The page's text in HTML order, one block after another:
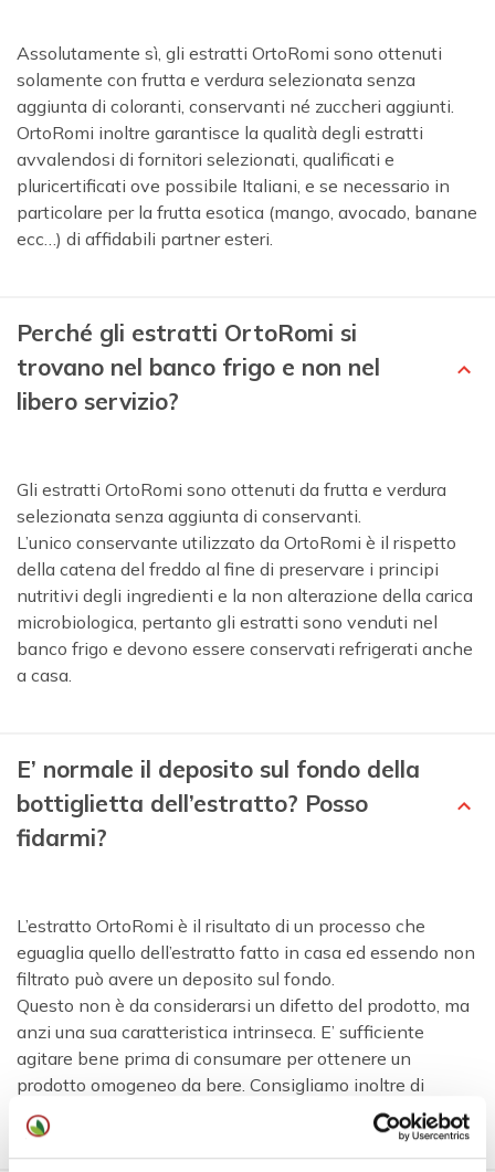
Assolutamente sì, gli estratti OrtoRomi sono ottenuti
solamente con frutta e verdura selezionata senza
aggiunta di coloranti, conservanti né zuccheri aggiunti.
OrtoRomi inoltre garantisce la qualità degli estratti
avvalendosi di fornitori selezionati, qualificati e
pluricertificati ove possibile Italiani, e se necessario in
particolare per la frutta esotica (mango, avocado, banane
ecc…) di affidabili partner esteri.
Perché gli estratti OrtoRomi si
trovano nel banco frigo e non nel
libero servizio?
Gli estratti OrtoRomi sono ottenuti da frutta e verdura
selezionata senza aggiunta di conservanti.
L’unico conservante utilizzato da OrtoRomi è il rispetto
della catena del freddo al fine di preservare i principi
nutritivi degli ingredienti e la non alterazione della carica
microbiologica, pertanto gli estratti sono venduti nel
banco frigo e devono essere conservati refrigerati anche
a casa.
E’ normale il deposito sul fondo della
bottiglietta dell’estratto? Posso
fidarmi?
L’estratto OrtoRomi è il risultato di un processo che
eguaglia quello dell’estratto fatto in casa ed essendo non
filtrato può avere un deposito sul fondo.
Questo non è da considerarsi un difetto del prodotto, ma
anzi una sua caratteristica intrinseca. E’ sufficiente
agitare bene prima di consumare per ottenere un
prodotto omogeneo da bere. Consigliamo inoltre di
consumare il prodotto entro 2 giorni dopo l’apertura.